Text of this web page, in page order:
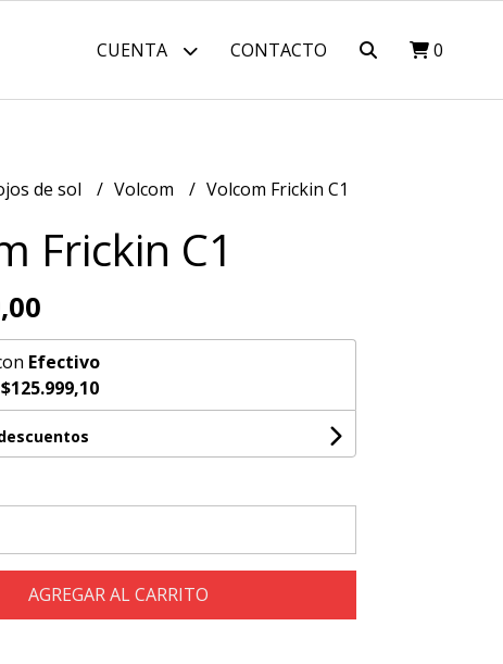
CUENTA CONTACTO 0
de sol Volcom Volcom Frickin C1
Frickin C1
Efectivo
$125.999,10
AGREGAR AL CARRITO